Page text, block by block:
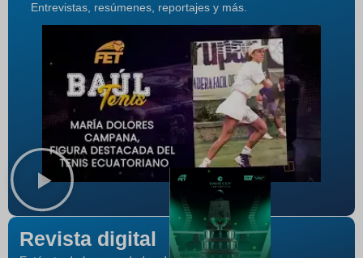
Entrevistas, resúmenes, reportajes y más.
Revista digital